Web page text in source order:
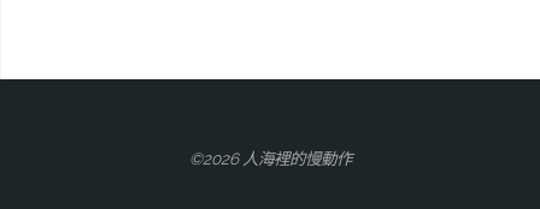
©2026 人海裡的慢動作